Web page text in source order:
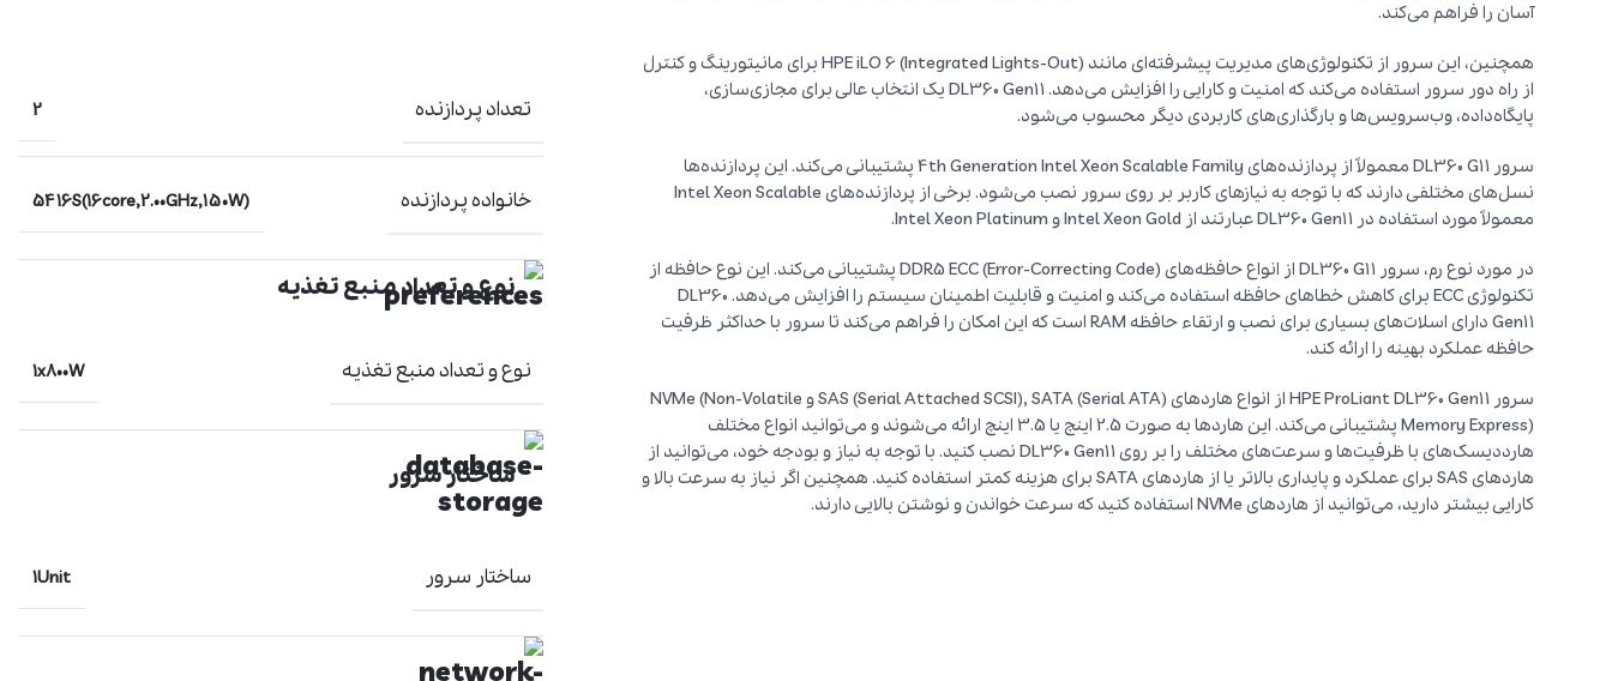
آسان را فراهم می‌کند.
همچنین، این سرور از تکنولوژی‌های مدیریت پیشرفته‌ای مانند HPE iLO 6 (Integrated Lights-Out) برای مانیتورینگ و کنترل
از راه دور سرور استفاده می‌کند که امنیت و کارایی را افزایش می‌دهد. DL360 Gen11 یک انتخاب عالی برای مجازی‌سازی،
پایگاه‌داده، وب‌سرویس‌ها و بارگذاری‌های کاربردی دیگر محسوب می‌شود.
سرور DL360 G11 معمولاً از پردازنده‌های 4th Generation Intel Xeon Scalable Family پشتیبانی می‌کند. این پردازنده‌ها
نسل‌های مختلفی دارند که با توجه به نیازهای کاربر بر روی سرور نصب می‌شود. برخی از پردازنده‌های Intel Xeon Scalable
معمولاً مورد استفاده در DL360 Gen11 عبارتند از Intel Xeon Gold و Intel Xeon Platinum.
در مورد نوع رم، سرور DL360 G11 از انواع حافظه‌های DDR5 ECC (Error-Correcting Code) پشتیبانی می‌کند. این نوع حافظه از
تکنولوژی ECC برای کاهش خطاهای حافظه استفاده می‌کند و امنیت و قابلیت اطمینان سیستم را افزایش می‌دهد. DL360
Gen11 دارای اسلات‌های بسیاری برای نصب و ارتقاء حافظه RAM است که این امکان را فراهم می‌کند تا سرور با حداکثر ظرفیت
حافظه عملکرد بهینه را ارائه کند.
سرور HPE ProLiant DL360 Gen11 از انواع هاردهای SAS (Serial Attached SCSI), SATA (Serial ATA) و NVMe (Non-Volatile
Memory Express) پشتیبانی می‌کند. این هاردها به صورت 2.5 اینچ یا 3.5 اینچ ارائه می‌شوند و می‌توانید انواع مختلف
هارد‌دیسک‌های با ظرفیت‌ها و سرعت‌های مختلف را بر روی DL360 Gen11 نصب کنید. با توجه به نیاز و بودجه خود، می‌توانید از
هاردهای SAS برای عملکرد و پایداری بالاتر یا از هاردهای SATA برای هزینه کمتر استفاده کنید. همچنین اگر نیاز به سرعت بالا و
کارایی بیشتر دارید، می‌توانید از هاردهای NVMe استفاده کنید که سرعت خواندن و نوشتن بالایی دارند.
تعداد پردازنده 2
خانواده پردازنده 5416S(16core,2.00GHz,150W)
نوع و تعداد منبع تغذیه
نوع و تعداد منبع تغذیه 1x800W
ساختار سرور
ساختار سرور 1Unit